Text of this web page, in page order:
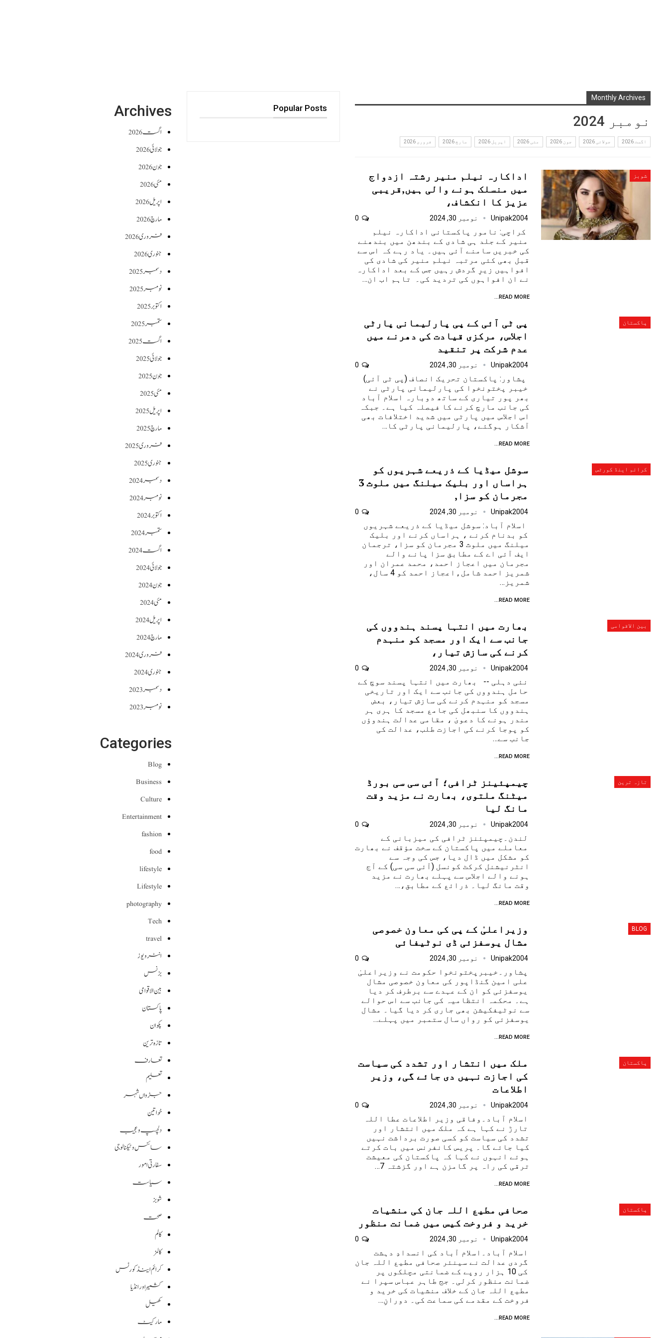
Monthly Archives
نومبر 2024
اگست 2026 جولائی 2026 جون 2026 مئی 2026 اپریل 2026 مارچ 2026 فروری 2026
شوبز
اداکارہ نیلم منیر رشتہ ازدواج
میں منسلک ہونے والی ہیں,قریبی
عزیز کا انکشاف،
Unipak2004 نومبر 30, 2024
کراچی: نامور پاکستانی اداکارہ نیلم
منیر کے جلد ہی شادی کے بندھن میں بندھنے
کی خبریں سامنے آئی ہیں۔ یاد رہے کہ اس سے
قبل بھی کئی مرتبہ نیلم منیر کی شادی کی
افواہیں زیرِ گردش رہیں جس کے بعد اداکارہ
نے ان افواہوں کی تردید کی۔ تاہم اب ان…
READ MORE...
پاکستان
پی ٹی آئی کے پی پارلیمانی پارٹی
اجلاس، مرکزی قیادت کی دھرنے میں
عدم شرکت پر تنقید
Unipak2004 نومبر 30, 2024
پشاور: پاکستان تحریک انصاف (پی ٹی آئی)
خیبر پختونخوا کی پارلیمانی پارٹی نے
بھر پور تیاری کے ساتھ دوبارہ اسلام آباد
کی جانب مارچ کرنے کا فیصلہ کیا ہے۔ جبکہ
اس اجلاس میں پارٹی میں شدید اختلافات بھی
آشکار ہوگئے، پارلیمانی پارٹی کا…
READ MORE...
کرائم اینڈ کورٹس
سوشل میڈیا کے ذریعے شہریوں کو
ہراساں اور بلیک میلنگ میں ملوث 3
مجرمان کو سزا,
Unipak2004 نومبر 30, 2024
اسلام آباد: سوشل میڈیا کے ذریعے شہریوں
کو بدنام کرنے ، ہراساں کرنے اور بلیک
میلنگ میں ملوث 3 مجرمان کو سزا، ترجمان
ایف آئی اے کے مطابق سزا پانے والے
مجرمان میں اعجاز احمد، محمد عمران اور
شمریز احمد شامل , اعجاز احمد کو 4 سال،
شمریز…
READ MORE...
بین الاقوامی
بھارت میں انتہا پسند ہندووں کی
جانب سے ایک اور مسجد کو منہدم
کرنے کی سازش تیار،
Unipak2004 نومبر 30, 2024
نئی دہلی -- بھارت میں انتہا پسند سوچ کے
حامل ہندووں کی جانب سے ایک اور تاریخی
مسجد کو منہدم کرنے کی سازش تیار، بعض
ہندووں کا سنبھل کی جامع مسجد کا ہری ہر
مندر ہونے کا دعویٰ ، مقامی عدالت ہندوؤں
کو پوجا کرنے کی اجازت طلب، عدالت کی
جانب سے…
READ MORE...
تازہ ترین
چیمپئینز ٹرافی؛ آئی سی سی بورڈ
میٹنگ ملتوی، بھارت نے مزید وقت
مانگ لیا
Unipak2004 نومبر 30, 2024
لندن۔چیمپئنز ٹرافی کی میزبانی کے
معاملے میں پاکستان کے سخت مؤقف نے بھارت
کو مشکل میں ڈال دیا، جس کی وجہ سے
انٹرنیشنل کرکٹ کونسل (آئی سی سی) کے آج
ہونے والے اجلاس سے پہلے بھارت نے مزید
وقت مانگ لیا۔ ذرائع کے مطابق،…
READ MORE...
BLOG
وزیراعلیٰ کے پی کی معاون خصوصی
مشال یوسفزئی ڈی نوٹیفائی
Unipak2004 نومبر 30, 2024
پشاور۔خیبرپختونخوا حکومت نے وزیراعلیٰ
علی امین گنڈاپور کی معاون خصوصی مشال
یوسفزئی کو ان کے عہدے سے برطرف کر دیا
ہے۔ محکمہ انتظامیہ کی جانب سے اس حوالے
سے نوٹیفکیشن بھی جاری کر دیا گیا۔ مشال
یوسفزئی کو رواں سال ستمبر میں پہلے…
READ MORE...
پاکستان
ملک میں انتشار اور تشدد کی سیاست
کی اجازت نہیں دی جائے گی، وزیر
اطلاعات
Unipak2004 نومبر 30, 2024
اسلام آباد۔وفاقی وزیر اطلاعات عطا اللہ
تارڑ نے کہا ہے کہ ملک میں انتشار اور
تشدد کی سیاست کو کسی صورت برداشت نہیں
کیا جائے گا۔ پریس کانفرنس میں بات کرتے
ہوئے انہوں نے کہا کہ پاکستان کی معیشت
ترقی کی راہ پر گامزن ہے اور گزشتہ 7…
READ MORE...
پاکستان
صحافی مطیع اللہ جان کی منشیات
خرید و فروخت کیس میں ضمانت منظور
Unipak2004 نومبر 30, 2024
اسلام آباد۔اسلام آباد کی انسدادِ دہشت
گردی عدالت نے سینئر صحافی مطیع اللہ جان
کی 10 ہزار روپے کے ضمانتی مچلکوں پر
ضمانت منظور کرلی۔ جج طاہر عباس سپرا نے
مطیع اللہ جان کے خلاف منشیات کی خرید و
فروخت کے مقدمے کی سماعت کی۔ دورانِ…
READ MORE...
Popular Posts
Archives
اگست 2026
جولائی 2026
جون 2026
مئی 2026
اپریل 2026
مارچ 2026
فروری 2026
جنوری 2026
دسمبر 2025
نومبر 2025
اکتوبر 2025
ستمبر 2025
اگست 2025
جولائی 2025
جون 2025
مئی 2025
اپریل 2025
مارچ 2025
فروری 2025
جنوری 2025
دسمبر 2024
نومبر 2024
اکتوبر 2024
ستمبر 2024
اگست 2024
جولائی 2024
جون 2024
مئی 2024
اپریل 2024
مارچ 2024
فروری 2024
جنوری 2024
دسمبر 2023
نومبر 2023
Categories
Blog
Business
Culture
Entertainment
fashion
food
lifestyle
Lifestyle
photography
Tech
travel
انٹرویوز
بزنس
بین الاقوامی
پاکستان
پکوان
تازہ ترین
تعارف
تعلیم
جڑواں شہر
خواتین
دلچسپ و عجیب
سائنس وٹیکنالوجی
سفارتی امور
سیاست
شوبز
صحت
کالم
کالمز
کرائم اینڈ کورٹس
کشمیر اور انڈیا
کھیل
مارکیٹ